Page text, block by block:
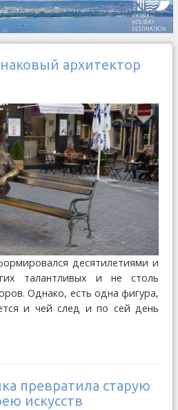
архитектор
десятилетиями и
талантливых и не столь
Однако, есть одна фигура,
и чей след и по сей день
превратила старую
искусств